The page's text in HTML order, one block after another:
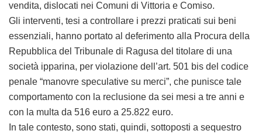
vendita, dislocati nei Comuni di Vittoria e Comiso.
Gli interventi, tesi a controllare i prezzi praticati sui beni
essenziali, hanno portato al deferimento alla Procura della
Repubblica del Tribunale di Ragusa del titolare di una
società ipparina, per violazione dell’art. 501 bis del codice
penale “manovre speculative su merci”, che punisce tale
comportamento con la reclusione da sei mesi a tre anni e
con la multa da 516 euro a 25.822 euro.
In tale contesto, sono stati, quindi, sottoposti a sequestro